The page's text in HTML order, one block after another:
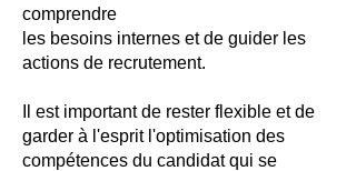
comprendre
les besoins internes et de guider les
actions de recrutement.
Il est important de rester flexible et de
garder à l'esprit l'optimisation des
compétences du candidat qui se